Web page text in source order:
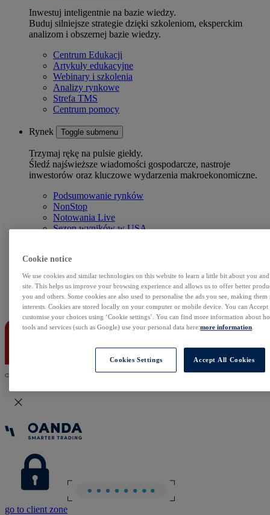
Inwestuj inteligentnie na bazie wiedzy.
Buduj silniejsze strategie dzięki szkoleniom, eksperckim
analizom i obszernej bazie wiedzy.
Centrum Edukacji
Artykuły edukacyjne
Webinary i szkolenia
Analizy rynkowe
Strefa TMS
Centrum pomocy
Rynek Toggle submenu
Trzymaj rękę na pulsie giełdy.
Śledź najświeższe wiadomości gospodarcze, nastroje
inwestorów oraz kluczowe wydarzenia makroekonomiczne.
Podsumowanie rynków
NonStop
Notowania Live
Sezon wyników w USA
Zdarzenia korporacyjne
Sentyment Klientów
Rolowania
Kontakt
go to client zone
Cookie notice
We use cookies and similar technologies on this website to learn a little bit about you
site. This helps us improve your browsing experience and allows us to offer better
you and others. Some cookies are also used to personalise the ads you see, making
interests. Cookies are stored locally on your computer or mobile device. You can
customise your choices using ‘Cookie settings’. You can find more information about
tools and services (such as Google) use your personal data here:more information
Cookies Settings Accept All Cookies